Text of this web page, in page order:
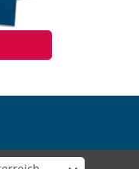
deinen Shop